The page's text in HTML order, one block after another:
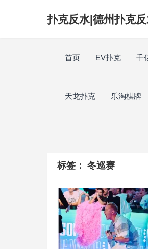
扑克反水|德州扑克
首页 EV扑克 千
天龙扑克 乐淘棋牌
标签： 冬巡赛